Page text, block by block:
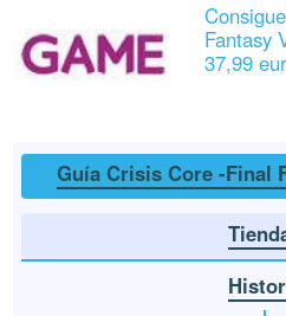
Fantasy
37,99
Guía Crisis Core -Final